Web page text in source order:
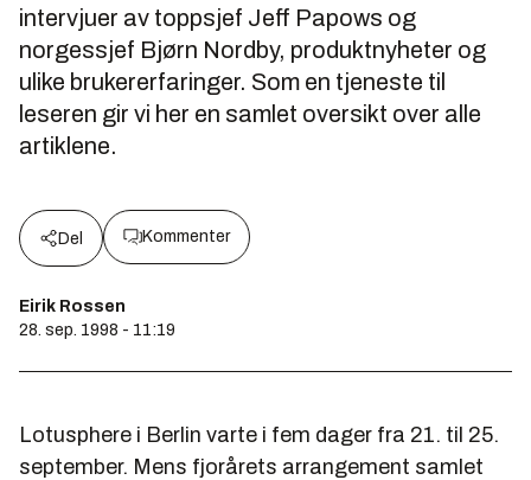
intervjuer av toppsjef Jeff Papows og
norgessjef Bjørn Nordby, produktnyheter og
ulike brukererfaringer. Som en tjeneste til
leseren gir vi her en samlet oversikt over alle
artiklene.
Del Kommenter
Eirik Rossen
28. sep. 1998 - 11:19
Lotusphere i Berlin varte i fem dager fra 21. til 25.
september. Mens fjorårets arrangement samlet